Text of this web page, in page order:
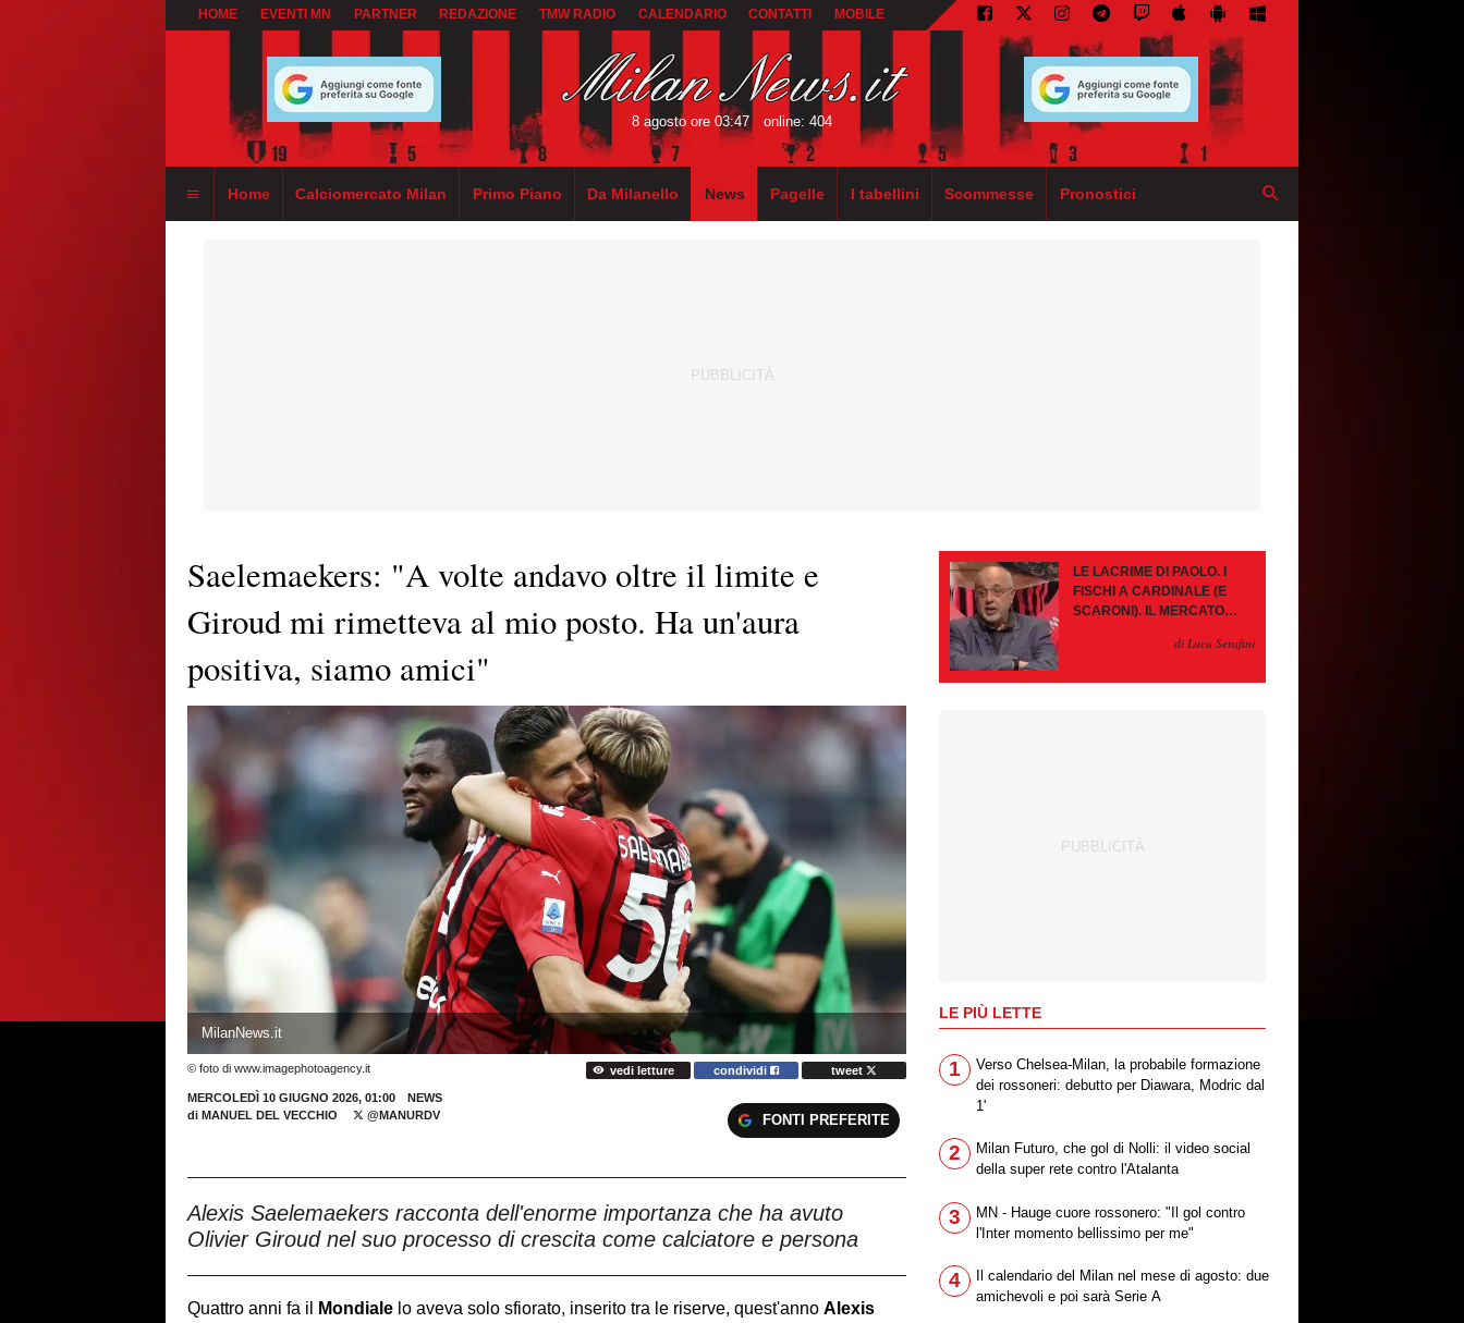
HOME EVENTI MN PARTNER REDAZIONE TMW RADIO CALENDARIO CONTATTI MOBILE
8 agosto ore 03:47 online: 404
Home Calciomercato Milan Primo Piano Da Milanello News Pagelle I tabellini Scommesse Pronostici
Saelemaekers: "A volte andavo oltre il limite e
Giroud mi rimetteva al mio posto. Ha un'aura
positiva, siamo amici"
MilanNews.it
© foto di www.imagephotoagency.it vedi letture condividi tweet
MERCOLEDÌ 10 GIUGNO 2026, 01:00
NEWS
di MANUEL DEL VECCHIO @MANURDV FONTI PREFERITE
Alexis Saelemaekers racconta dell'enorme importanza che ha avuto
Olivier Giroud nel suo processo di crescita come calciatore e persona
Quattro anni fa il Mondiale lo aveva solo sfiorato, inserito tra le riserve, quest'anno Alexis
LE LACRIME DI PAOLO. I
FISCHI A CARDINALE (E
SCARONI). IL MERCATO
PAZIENZA, SE RESTA È
di Luca Serafini
LE PIÙ LETTE
1
Verso Chelsea-Milan, la probabile formazione
dei rossoneri: debutto per Diawara, Modric dal
1'
2
Milan Futuro, che gol di Nolli: il video social
della super rete contro l'Atalanta
3
MN - Hauge cuore rossonero: "Il gol contro
l'Inter momento bellissimo per me"
4
Il calendario del Milan nel mese di agosto: due
amichevoli e poi sarà Serie A